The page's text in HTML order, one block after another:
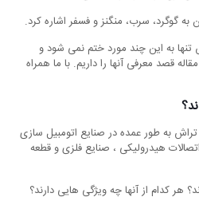
به گوگرد، سرب، منگنز و فسفر اشاره کرد.
به این چند مورد ختم نمی شود و
قصد معرفی آنها را داریم. با ما همراه
به طور عمده در صنایع اتومبیل سازی
هیدرولیکی ، صنایع فلزی و قطعه
هر کدام از آنها چه ویژگی هایی دارند؟